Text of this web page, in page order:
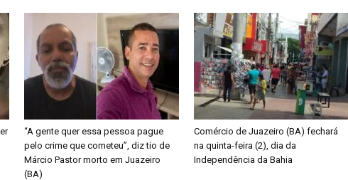
“A gente quer essa pessoa pague
pelo crime que cometeu”, diz tio de
Márcio Pastor morto em Juazeiro
(BA)
Comércio de Juazeiro (BA) fechará
na quinta-feira (2), dia da
Independência da Bahia